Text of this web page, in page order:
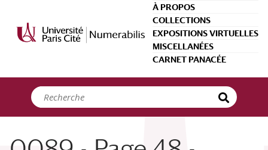
À PROPOS
COLLECTIONS
EXPOSITIONS VIRTUELLES
MISCELLANÉES
CARNET PANACÉE